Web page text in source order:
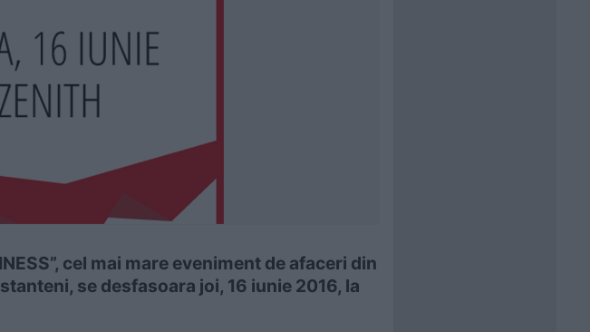
cel mai mare eveniment de afaceri din
se desfasoara joi, 16 iunie 2016, la